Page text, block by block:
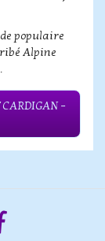
populaire
Alpine
–